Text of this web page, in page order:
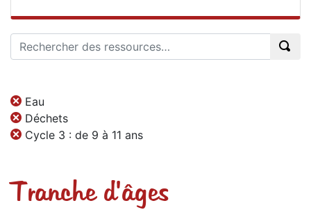
Eau
Déchets
Cycle 3 : de 9 à 11 ans
Tranche d'âges